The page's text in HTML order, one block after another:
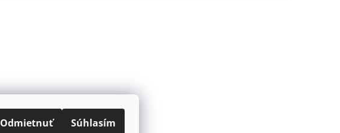
Odmietnuť Súhlasím